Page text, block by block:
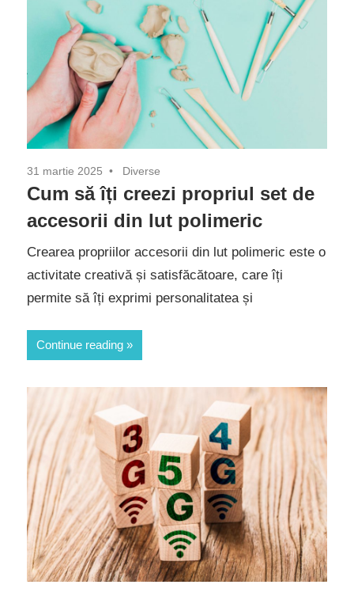
31 martie 2025 Diverse
Cum să îți creezi propriul set de
accesorii din lut polimeric
Crearea propriilor accesorii din lut polimeric este o
activitate creativă și satisfăcătoare, care îți
permite să îți exprimi personalitatea și
Continue reading